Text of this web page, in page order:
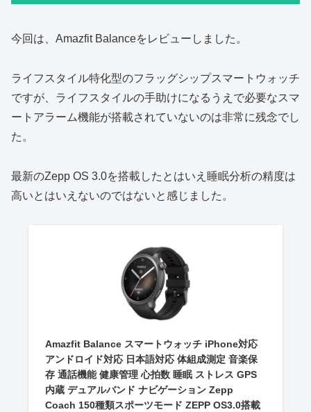
今回は、Amazfit Balanceをレビューしました。
ライフスタイル特化型のフラッグシップスマートウォッチ
ですが、ライフスタイルの手助けになるうえで必要なスマ
ートアラーム機能が搭載されていないのは非常に残念でし
た。
最新のZepp OS 3.0を搭載したとはいえ睡眠分析の精度は
高いとはいえないのではないと感じました。
Amazfit Balance スマートウォッチ iPhone対応
アンドロイド対応 日本語対応 体組成測定 音楽保
存 通話機能 健康管理 心拍数 睡眠 ストレス GPS
内蔵 デュアルバンド ナビゲーション Zepp
Coach 150種類スポーツモード ZEPP OS3.0搭載